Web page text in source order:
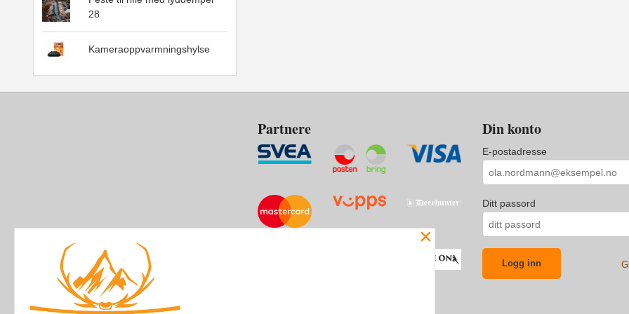
28
Kameraoppvarmningshylse
Partnere Din konto
E-postadresse
Ditt passord
×